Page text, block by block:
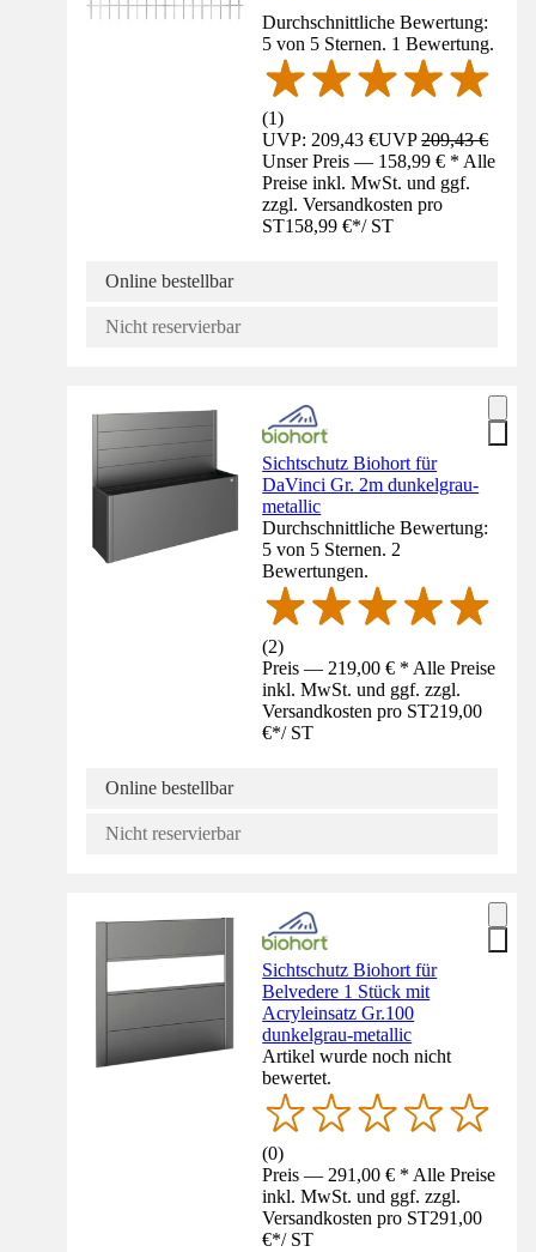
Durchschnittliche Bewertung:
5 von 5 Sternen. 1 Bewertung.
(1)
UVP: 209,43 €UVP209,43 €
Unser Preis — 158,99 € * Alle
Preise inkl. MwSt. und ggf.
zzgl. Versandkosten pro
ST158,99 €*/ ST
Online bestellbar
Nicht reservierbar
Sichtschutz Biohort für
DaVinci Gr. 2m dunkelgrau-
metallic
Durchschnittliche Bewertung:
5 von 5 Sternen. 2
Bewertungen.
(2)
Preis — 219,00 € * Alle Preise
inkl. MwSt. und ggf. zzgl.
Versandkosten pro ST219,00
€*/ ST
Online bestellbar
Nicht reservierbar
Sichtschutz Biohort für
Belvedere 1 Stück mit
Acryleinsatz Gr.100
dunkelgrau-metallic
Artikel wurde noch nicht
bewertet.
(0)
Preis — 291,00 € * Alle Preise
inkl. MwSt. und ggf. zzgl.
Versandkosten pro ST291,00
€*/ ST